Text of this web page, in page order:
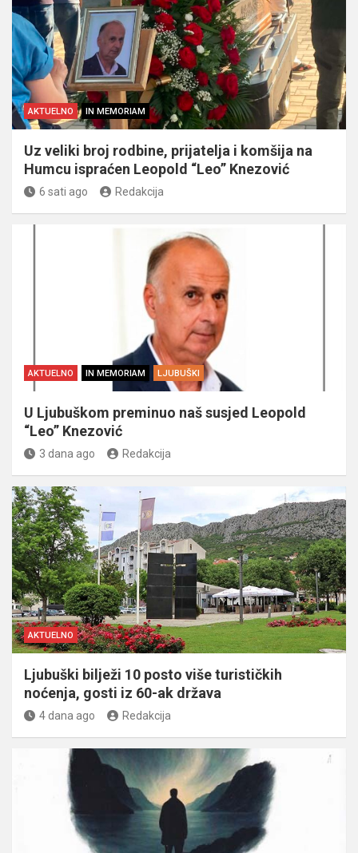
AKTUELNO IN MEMORIAM
Uz veliki broj rodbine, prijatelja i komšija na
Humcu ispraćen Leopold “Leo” Knezović
6 sati ago Redakcija
AKTUELNO IN MEMORIAM LJUBUŠKI
U Ljubuškom preminuo naš susjed Leopold
“Leo” Knezović
3 dana ago Redakcija
AKTUELNO
Ljubuški bilježi 10 posto više turističkih
noćenja, gosti iz 60-ak država
4 dana ago Redakcija